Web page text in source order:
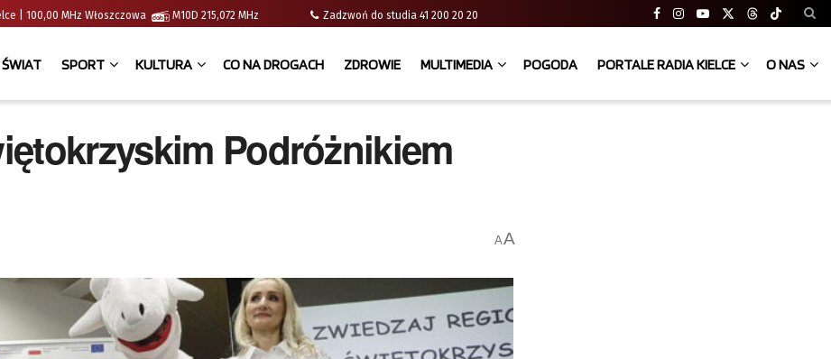
| 100,00 MHz Włoszczowa M10D 215,072 MHz Zadzwoń do studia 41 200 20 20
SPORT KULTURA CO NA DROGACH ZDROWIE MULTIMEDIA POGODA PORTALE RADIA KIELCE O NAS
Podróżnikiem
AA